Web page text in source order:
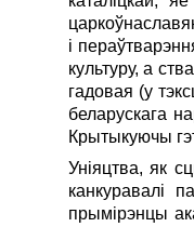
і
культуру, а
гадовая (у
беларускага
Крытыкуючы
Уніяцтва, як
канкуравалі
прымірэнцы